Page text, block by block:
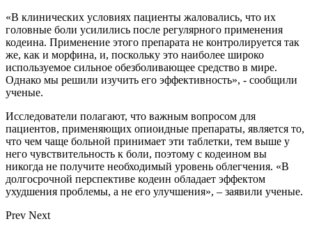
«В клинических условиях пациенты жаловались, что их
головные боли усилились после регулярного применения
кодеина. Применение этого препарата не контролируется так
же, как и морфина, и, поскольку это наиболее широко
используемое сильное обезболивающее средство в мире.
Однако мы решили изучить его эффективность», - сообщили
ученые.
Исследователи полагают, что важным вопросом для
пациентов, применяющих опиоидные препараты, является то,
что чем чаще больной принимает эти таблетки, тем выше у
него чувствительность к боли, поэтому с кодеином вы
никогда не получите необходимый уровень облегчения. «В
долгосрочной перспективе кодеин обладает эффектом
ухудшения проблемы, а не его улучшения», – заявили ученые.
Prev Next